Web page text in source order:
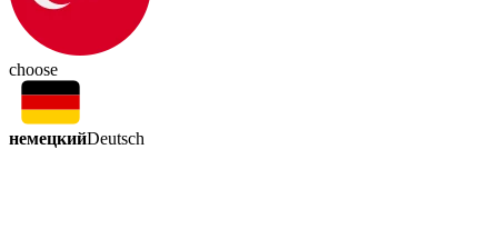
choose
немецкийDeutsch